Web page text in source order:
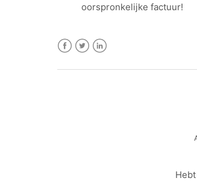
oorspronkelijke factuur!